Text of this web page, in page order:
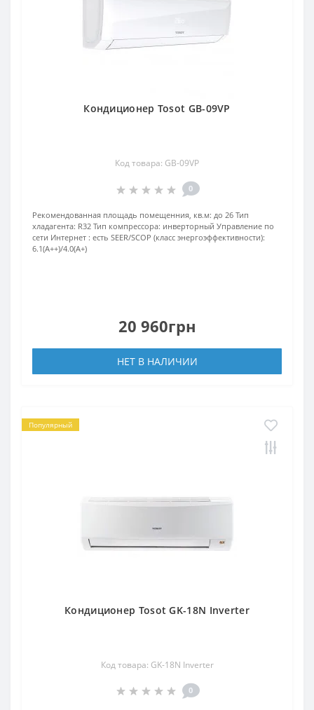
Кондиционер Tosot GB-09VP
Код товара: GB-09VP
0
Рекомендованная площадь помещенния, кв.м: до 26 Тип
хладагента: R32 Тип компрессора: инверторный Управление по
сети Интернет : есть SEER/SCOP (класс энергоэффективности):
6.1(A++)/4.0(A+)
20 960грн
НЕТ В НАЛИЧИИ
Популярный
Кондиционер Tosot GK-18N Inverter
Код товара: GK-18N Inverter
0